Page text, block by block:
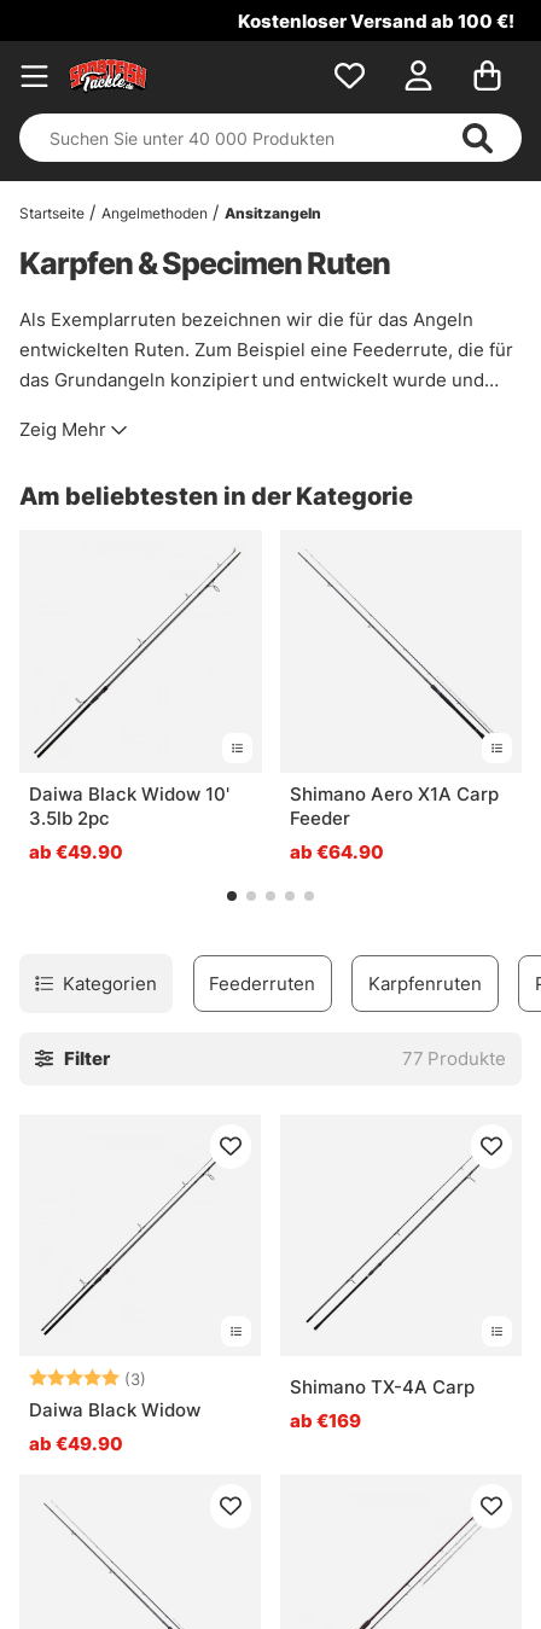
Kostenloser Versand ab 100 €!
Startseite Angelmethoden Ansitzangeln
Karpfen & Specimen Ruten
Als Exemplarruten bezeichnen wir die für das Angeln
entwickelten Ruten. Zum Beispiel eine Feederrute, die für
das Grundangeln konzipiert und entwickelt wurde und
Spezialisierte Ruten funktionieren auf die gleiche Weise
geliefert, so dass Sie wählen können, wie empfindlich die
Posenfischen verwenden möchten, wird sie auch mit einer
etwas steiferen Advent-Spitze geliefert, die sich gut zum
Posenfischen eignet. Wir haben auch eine große Auswahl
an Karpfenruten und Ruten für das Raubfischangeln.
Zeig Mehr
Am beliebtesten in der Kategorie
Daiwa Black Widow 10'
3.5lb 2pc
ab €49.90
Shimano Aero X1A Carp
Feeder
ab €64.90
Kategorien Feederruten Karpfenruten
Filter 77 Produkte
Bewertung:(3)
5.0 von 5 Sternen
Daiwa Black Widow
ab €49.90
Shimano TX-4A Carp
ab €169